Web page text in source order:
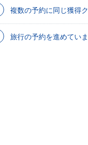
複数の予約に同じ獲得
旅行の予約を進めてい